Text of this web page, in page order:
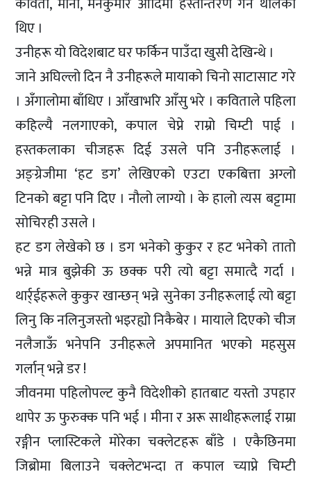
थिए ।
उनीहरू यो विदेशबाट घर फर्किन पाउँदा खुसी देखिन्थे ।
जाने अघिल्लो दिन नै उनीहरूले मायाको चिनो साटासाट गरे
। अँगालोमा बाँधिए । आँखाभरि आँसु भरे । कविताले पहिला
कहिल्यै नलगाएको, कपाल चेप्ने राम्रो चिम्टी पाई ।
हस्तकलाका चीजहरू दिई उसले पनि उनीहरूलाई ।
अङ्ग्रेजीमा ‘हट डग’ लेखिएको एउटा एकबित्ता अग्लो
टिनको बट्टा पनि दिए । नौलो लाग्यो । के हालो त्यस बट्टामा
सोचिरही उसले ।
हट डग लेखेको छ । डग भनेको कुकुर र हट भनेको तातो
भन्ने मात्र बुझेकी ऊ छक्क परी त्यो बट्टा समात्दै गर्दा ।
थार्र्ईहरूले कुकुर खान्छन् भन्ने सुनेका उनीहरूलाई त्यो बट्टा
लिनु कि नलिनुजस्तो भइरह्यो निकैबेर । मायाले दिएको चीज
नलैजाऊँ भनेपनि उनीहरूले अपमानित भएको महसुस
गर्लान् भन्ने डर !
जीवनमा पहिलोपल्ट कुनै विदेशीको हातबाट यस्तो उपहार
थापेर ऊ फुरुक्क पनि भई । मीना र अरू साथीहरूलाई राम्रा
रङ्गीन प्लास्टिकले मोरेका चक्लेटहरू बाँडे । एकैछिनमा
जिब्रोमा बिलाउने चक्लेटभन्दा त कपाल च्याप्ने चिम्टी